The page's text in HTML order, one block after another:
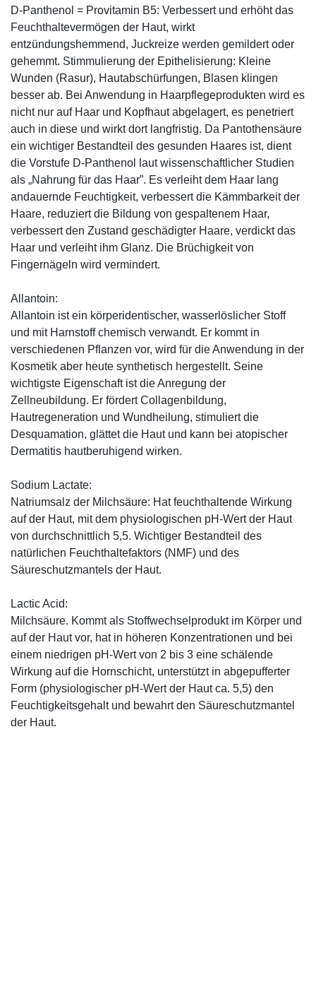
D-Panthenol = Provitamin B5: Verbessert und erhöht das
Feuchthaltevermögen der Haut, wirkt
entzündungshemmend, Juckreize werden gemildert oder
gehemmt. Stimmulierung der Epithelisierung: Kleine
Wunden (Rasur), Hautabschürfungen, Blasen klingen
besser ab. Bei Anwendung in Haarpflegeprodukten wird es
nicht nur auf Haar und Kopfhaut abgelagert, es penetriert
auch in diese und wirkt dort langfristig. Da Pantothensäure
ein wichtiger Bestandteil des gesunden Haares ist, dient
die Vorstufe D-Panthenol laut wissenschaftlicher Studien
als „Nahrung für das Haar”. Es verleiht dem Haar lang
andauernde Feuchtigkeit, verbessert die Kämmbarkeit der
Haare, reduziert die Bildung von gespaltenem Haar,
verbessert den Zustand geschädigter Haare, verdickt das
Haar und verleiht ihm Glanz. Die Brüchigkeit von
Fingernägeln wird vermindert.
Allantoin:
Allantoin ist ein körperidentischer, wasserlöslicher Stoff
und mit Harnstoff chemisch verwandt. Er kommt in
verschiedenen Pflanzen vor, wird für die Anwendung in der
Kosmetik aber heute synthetisch hergestellt. Seine
wichtigste Eigenschaft ist die Anregung der
Zellneubildung. Er fördert Collagenbildung,
Hautregeneration und Wundheilung, stimuliert die
Desquamation, glättet die Haut und kann bei atopischer
Dermatitis hautberuhigend wirken.
Sodium Lactate:
Natriumsalz der Milchsäure: Hat feuchthaltende Wirkung
auf der Haut, mit dem physiologischen pH-Wert der Haut
von durchschnittlich 5,5. Wichtiger Bestandteil des
natürlichen Feuchthaltefaktors (NMF) und des
Säureschutzmantels der Haut.
Lactic Acid:
Milchsäure. Kommt als Stoffwechselprodukt im Körper und
auf der Haut vor, hat in höheren Konzentrationen und bei
einem niedrigen pH-Wert von 2 bis 3 eine schälende
Wirkung auf die Hornschicht, unterstützt in abgepufferter
Form (physiologischer pH-Wert der Haut ca. 5,5) den
Feuchtigkeitsgehalt und bewahrt den Säureschutzmantel
der Haut.